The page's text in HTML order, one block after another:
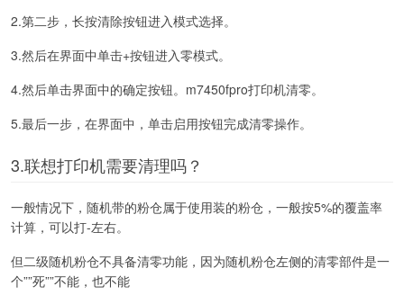
2.第二步，长按清除按钮进入模式选择。
3.然后在界面中单击+按钮进入零模式。
4.然后单击界面中的确定按钮。m7450fpro打印机清零。
5.最后一步，在界面中，单击启用按钮完成清零操作。
3.联想打印机需要清理吗？
一般情况下，随机带的粉仓属于使用装的粉仓，一般按5%的覆盖率
计算，可以打-左右。
但二级随机粉仓不具备清零功能，因为随机粉仓左侧的清零部件是一
个””死””不能，也不能